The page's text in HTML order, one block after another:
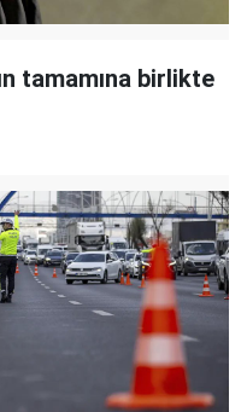
tamamına birlikte